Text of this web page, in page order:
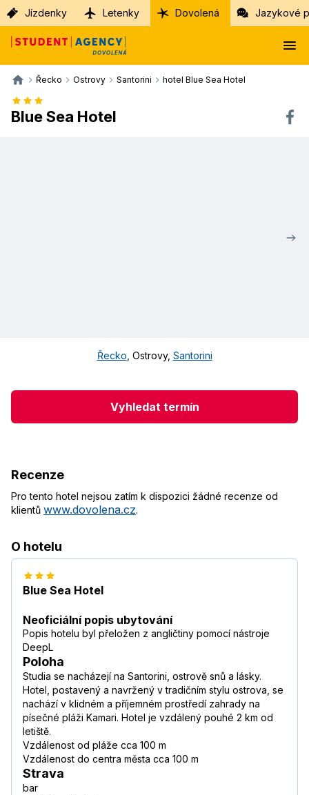
Jízdenky Letenky Dovolená Jazykové
Řecko Ostrovy Santorini hotel Blue Sea Hotel
Blue Sea Hotel
Řecko Ostrovy, Santorini
Vyhledat termín
Recenze
Pro tento hotel nejsou zatím k dispozici žádné recenze od
klientů www.dovolena.cz.
O hotelu
Blue Sea Hotel
Neoficiální popis ubytování
Popis hotelu byl přeložen z angličtiny pomocí nástroje
DeepL
Poloha
Studia se nacházejí na Santorini, ostrově snů a lásky.
Hotel, postavený a navržený v tradičním stylu ostrova, se
nachází v klidném a příjemném prostředí zahrady na
písečné pláži Kamari. Hotel je vzdálený pouhé 2 km od
letiště.
Vzdálenost od pláže cca 100 m
Vzdálenost do centra města cca 100 m
Strava
bar